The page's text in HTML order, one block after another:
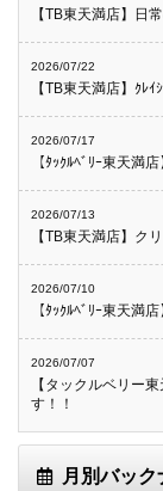
【TB東天満店】日
2026/07/22
【TB東天満店】ｸﾚ
2026/07/17
【ﾀｯｸﾙﾍﾞﾘｰ東天満
2026/07/13
【TB東天満店】ク
2026/07/10
【ﾀｯｸﾙﾍﾞﾘｰ東天満
2026/07/07
【タックルベリー
す！！
月別バッ